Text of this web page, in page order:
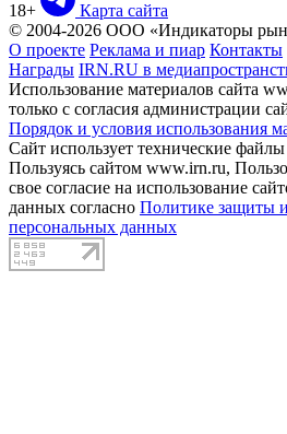
18+
Карта сайта
© 2004-2026 ООО «Индикаторы
О проекте Реклама и пиар Контакты
Награды IRN.RU в
Использование материалов сайта
только с согласия администрации
Порядок и условия использования
Сайт использует технические
Пользуясь сайтом www.irn.ru,
свое согласие на использование
данных согласно Политике защиты
персональных данных